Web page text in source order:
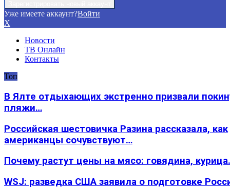
Уже имеете аккаунт?Войти
X
Новости
ТВ Онлайн
Контакты
Топ
В Ялте отдыхающих экстренно призвали
пляжи…
Российская шестовичка Разина рассказала, как
американцы сочувствуют…
Почему растут цены на мясо: говядина,
WSJ: разведка США заявила о подготовке